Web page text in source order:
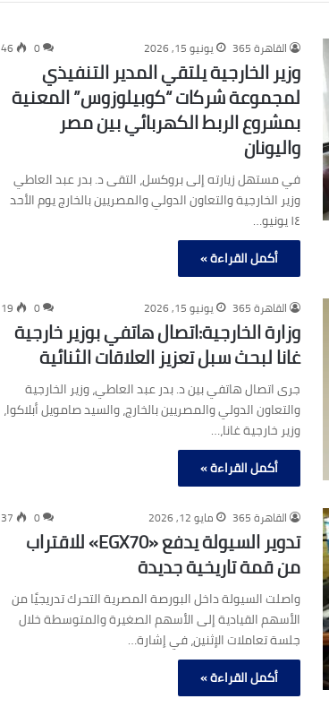
القاهرة 365 يونيو 15, 2026 0
46
وزير الخارجية يلتقي المدير التنفيذي
لمجموعة شركات “كوبيلوزوس” المعنية
بمشروع الربط الكهربائي بين مصر
واليونان
في مستهل زيارته إلى بروكسل، التقى د. بدر عبد العاطي
وزير الخارجية والتعاون الدولي والمصريين بالخارج يوم الأحد
١٤ يونيو…
أكمل القراءة »
القاهرة 365 يونيو 15, 2026 0
19
وزارة الخارجية:اتصال هاتفي بوزير خارجية
غانا لبحث سبل تعزيز العلاقات الثنائية
جرى اتصال هاتفي بين د. بدر عبد العاطي، وزير الخارجية
والتعاون الدولي والمصريين بالخارج، والسيد صامويل أبلاكوا،
وزير خارجية غانا،…
أكمل القراءة »
القاهرة 365 مايو 12, 2026 0
37
تدوير السيولة يدفع «EGX70» للاقتراب
من قمة تاريخية جديدة
واصلت السيولة داخل البورصة المصرية التحرك تدريجيًا من
الأسهم القيادية إلى الأسهم الصغيرة والمتوسطة خلال
جلسة تعاملات الإثنين، في إشارة…
أكمل القراءة »